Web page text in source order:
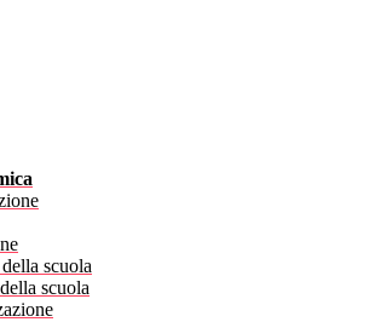
scuola
scuola